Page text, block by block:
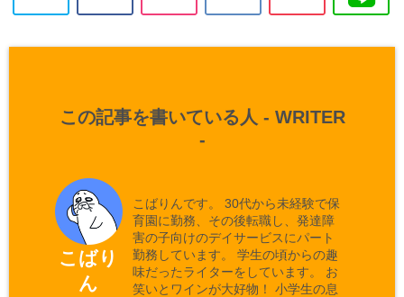
この記事を書いている人 - WRITER
-
こばり
ん
こばりんです。 30代から未経験で保
育園に勤務、その後転職し、発達障
害の子向けのデイサービスにパート
勤務しています。 学生の頃からの趣
味だったライターをしています。 お
笑いとワインが大好物！ 小学生の息